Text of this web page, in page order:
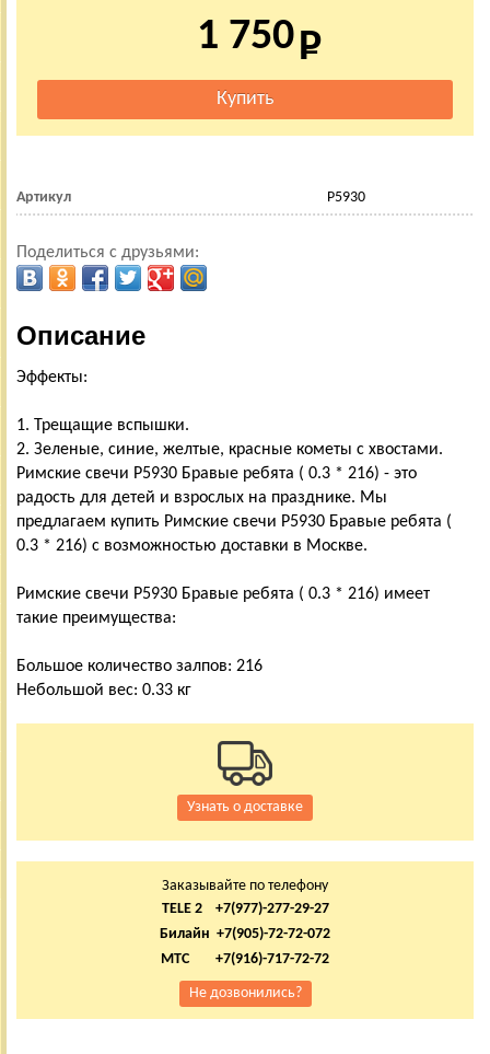
1 750
Артикул Р5930
Поделиться с друзьями:
Описание
Эффекты:
1. Трещащие вспышки.
2. Зеленые, синие, желтые, красные кометы с хвостами.
Римские свечи Р5930 Бравые ребята ( 0.3 * 216) - это
радость для детей и взрослых на празднике. Мы
предлагаем купить Римские свечи Р5930 Бравые ребята (
0.3 * 216) с возможностью доставки в Москве.
Римские свечи Р5930 Бравые ребята ( 0.3 * 216) имеет
такие преимущества:
Большое количество залпов: 216
Небольшой вес: 0.33 кг
Узнать о доставке
Заказывайте по телефону
TELE 2 +7(977)-277-29-27
Билайн +7(905)-72-72-072
МТС +7(916)-717-72-72
Не дозвонились?